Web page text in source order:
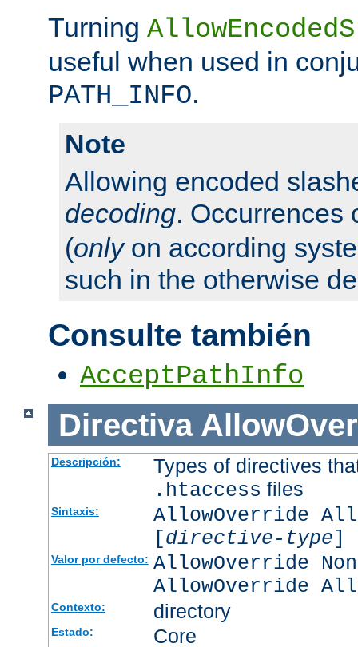
Turning
useful when used in
PATH_INFO.
Note
Allowing encoded
decoding. Occurrences
(onlyon according
such in the otherwise
Consulte también
AcceptPathInfo
Directiva
Descripción: Types of directives
.htaccess files
Sintaxis:
AllowOverride
[directive-type]
Valor por defecto: AllowOverride
AllowOverride
Contexto: directory
Estado: Core